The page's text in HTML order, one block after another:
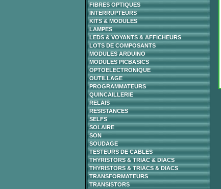
FIBRES OPTIQUES
INTERRUPTEURS
KITS & MODULES
LAMPES
LEDS & VOYANTS & AFFICHEURS
LOTS DE COMPOSANTS
MODULES ARDUINO
MODULES PICBASICS
OPTOELECTRONIQUE
OUTILLAGE
PROGRAMMATEURS
QUINCAILLERIE
RELAIS
RESISTANCES
SELFS
SOLAIRE
SON
SOUDAGE
TESTEURS DE CABLES
THYRISTORS & TRIAC & DIACS
THYRISTORS & TRIACS & DIACS
TRANSFORMATEURS
TRANSISTORS